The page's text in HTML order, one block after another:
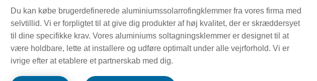
Du kan købe brugerdefinerede aluminiumssolarrofingklemmer fra vores firma med
selvtillid. Vi er forpligtet til at give dig produkter af høj kvalitet, der er skræddersyet
til dine specifikke krav. Vores aluminiums soltagningsklemmer er designet til at
være holdbare, lette at installere og udføre optimalt under alle vejrforhold. Vi er
ivrige efter at etablere et partnerskab med dig.